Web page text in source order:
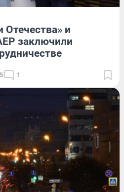
и
заключили
1